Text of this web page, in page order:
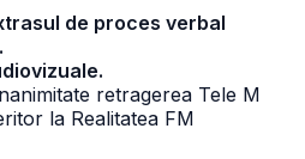
de proces verbal
retragerea Tele M
la Realitatea FM